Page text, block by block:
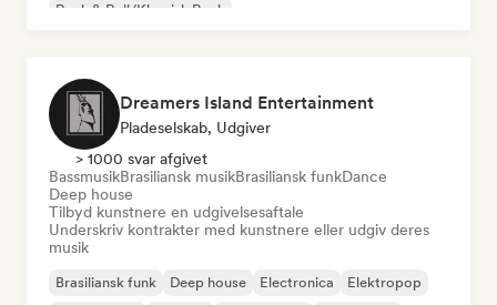
Rock & Roll/Klassisk Rock
Dreamers Island Entertainment
Pladeselskab, Udgiver
> 1000 svar afgivet
BassmusikBrasiliansk musikBrasiliansk funkDance
Deep house
Tilbyd kunstnere en udgivelsesaftale
Underskriv kontrakter med kunstnere eller udgiv deres
musik
Brasiliansk funk Deep house Electronica
Elektropop